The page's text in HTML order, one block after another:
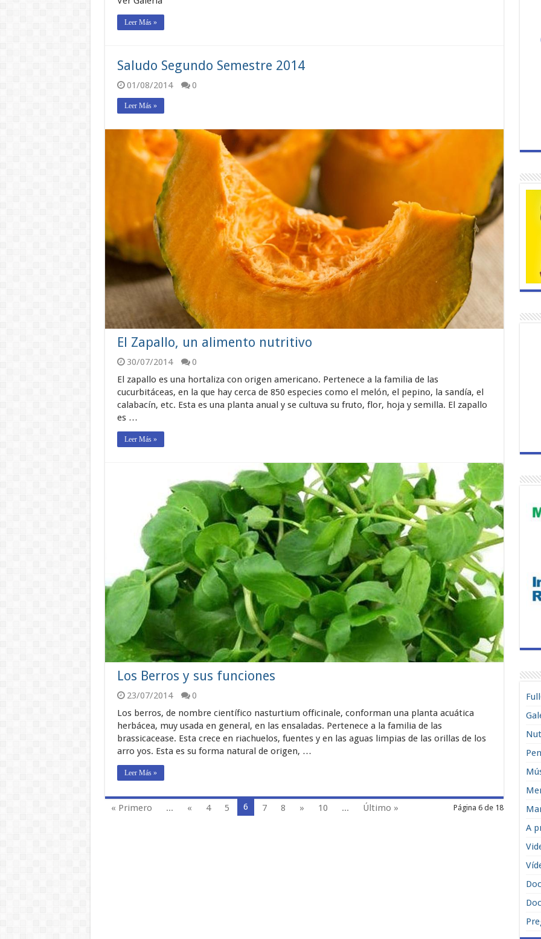
Leer Más »
Saludo Segundo Semestre 2014
01/08/2014 0
Leer Más »
El Zapallo, un alimento nutritivo
30/07/2014
0
El zapallo es una hortaliza con origen americano. Pertenece a la familia de las
cucurbitáceas, en la que hay cerca de 850 especies como el melón, el pepino, la sandía, el
calabacín, etc. Esta es una planta anual y se cultuva su fruto, flor, hoja y semilla. El zapallo
es …
Leer Más »
Los Berros y sus funciones
23/07/2014
0
Los berros, de nombre científico nasturtium officinale, conforman una planta acuática
herbácea, muy usada en general, en las ensaladas. Pertenece a la familia de las
brassicacease. Esta crece en riachuelos, fuentes y en las aguas limpias de las orillas de los
arro yos. Esta es su forma natural de origen, …
Leer Más »
Página 6 de 18
« Primero ... « 4 5 6 7 8 » 10 ... Último »
A